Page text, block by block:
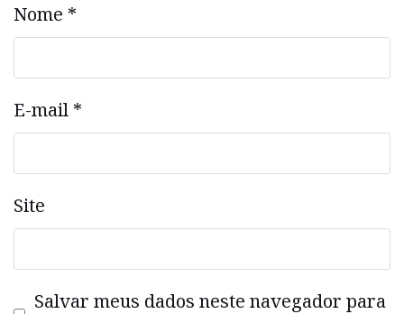
Nome *
E-mail *
Site
Salvar meus dados neste navegador para